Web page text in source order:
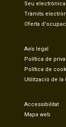
Seu electrònica
Tràmits
Oferta
Avís legal
Política de
Política de
Utilització de
Accessibilitat
Mapa web